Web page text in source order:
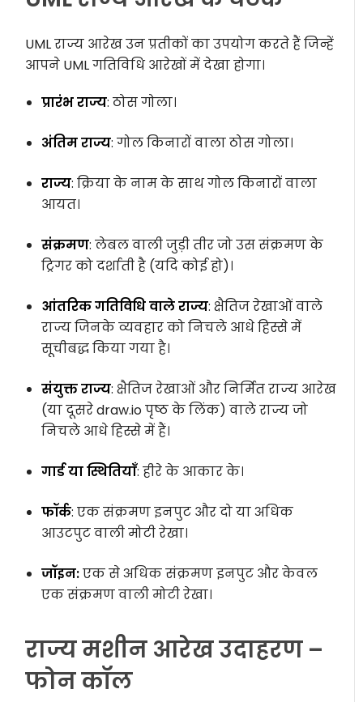
UML राज्य आरेख उन प्रतीकों का उपयोग करते हैं जिन्हें
आपने UML गतिविधि आरेखों में देखा होगा।
प्रारंभ राज्य: ठोस गोला।
अंतिम राज्य: गोल किनारों वाला ठोस गोला।
राज्य: क्रिया के नाम के साथ गोल किनारों वाला
आयत।
संक्रमण: लेबल वाली जुड़ी तीर जो उस संक्रमण के
ट्रिगर को दर्शाती है (यदि कोई हो)।
आंतरिक गतिविधि वाले राज्य: क्षैतिज रेखाओं वाले
राज्य जिनके व्यवहार को निचले आधे हिस्से में
सूचीबद्ध किया गया है।
संयुक्त राज्य: क्षैतिज रेखाओं और निर्मित राज्य आरेख
(या दूसरे draw.io पृष्ठ के लिंक) वाले राज्य जो
निचले आधे हिस्से में हैं।
गार्ड या स्थितियाँ: हीरे के आकार के।
फॉर्क: एक संक्रमण इनपुट और दो या अधिक
आउटपुट वाली मोटी रेखा।
जॉइन:एक से अधिक संक्रमण इनपुट और केवल
एक संक्रमण वाली मोटी रेखा।
राज्य मशीन आरेख उदाहरण –
फोन कॉल